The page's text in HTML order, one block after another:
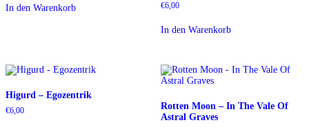
In den Warenkorb €6,00
In den Warenkorb
Higurd – Egozentrik
€6,00
Rotten Moon – In The Vale Of
Astral Graves